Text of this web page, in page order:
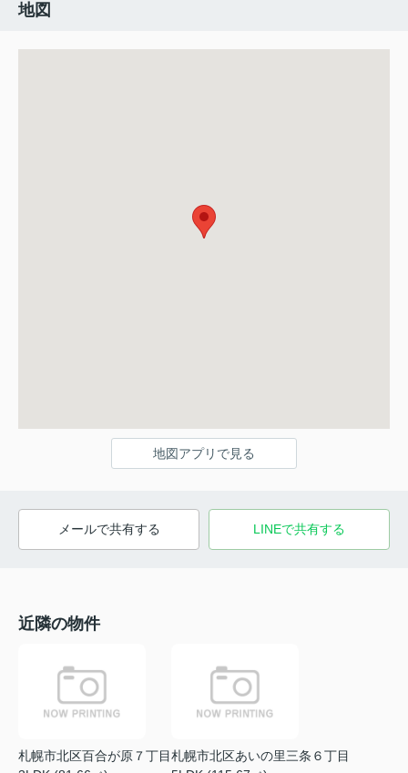
地図
地図アプリで見る
メールで共有する LINEで共有する
近隣の物件
札幌市北区百合が原７丁目札幌市北区あいの里三条６丁目